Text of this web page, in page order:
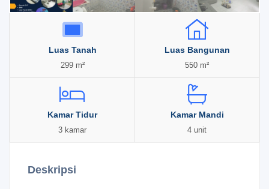
Luas Tanah
299 m²
Luas Bangunan
550 m²
Kamar Tidur
3 kamar
Kamar Mandi
4 unit
Deskripsi